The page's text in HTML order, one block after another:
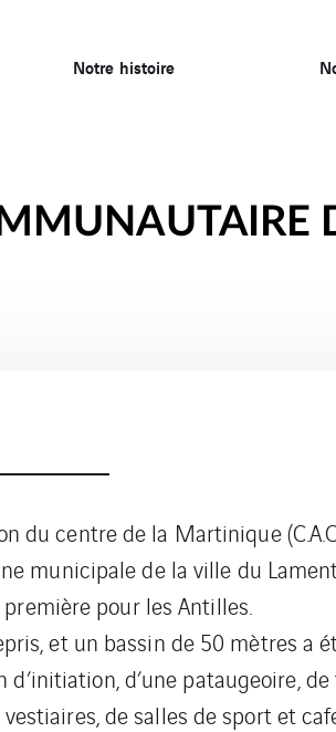
Notre histoire
du centre de la Martinique
municipale de la ville du
pour les Antilles.
et un bassin de 50 mètres a
d’une pataugeoire,
de salles de sport et